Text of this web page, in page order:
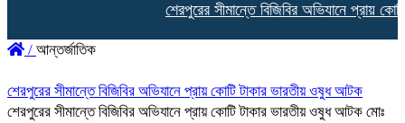
শেরপুরের সীমান্তে বিজিবির অভিযানে প্রায়
/ আন্তর্জাতিক
শেরপুরের সীমান্তে বিজিবির অভিযানে প্রায় কোটি টাকার ভারতীয় ওষুধ আটক
শেরপুরের সীমান্তে বিজিবির অভিযানে প্রায় কোটি টাকার ভারতীয় ওষুধ আটক মোঃ